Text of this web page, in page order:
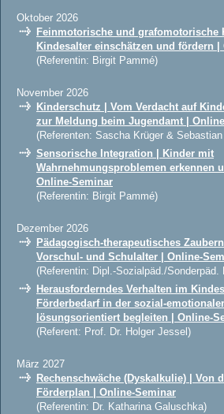
Oktober 2026
Feinmotorische und grafomotorische
Kindesalter einschätzen und fördern |
(Referentin: Birgit Pammé)
November 2026
Kinderschutz | Vom Verdacht auf
zur Meldung beim Jugendamt |
(Referenten: Sascha Krüger &
Sensorische Integration | Kinder mit
Wahrnehmungsproblemen erkennen
Online-Seminar
(Referentin: Birgit Pammé)
Dezember 2026
Pädagogisch-therapeutisches
Vorschul- und Schulalter | Online-
(Referentin: Dipl.-Sozialpäd./Sonderpäd.
Herausforderndes Verhalten im
Förderbedarf in der sozial-
lösungsorientiert begleiten | Online-
(Referent: Prof. Dr. Holger Jessel)
März 2027
Rechenschwäche (Dyskalkulie) | Von
Förderplan | Online-Seminar
(Referentin: Dr. Katharina Galuschka)